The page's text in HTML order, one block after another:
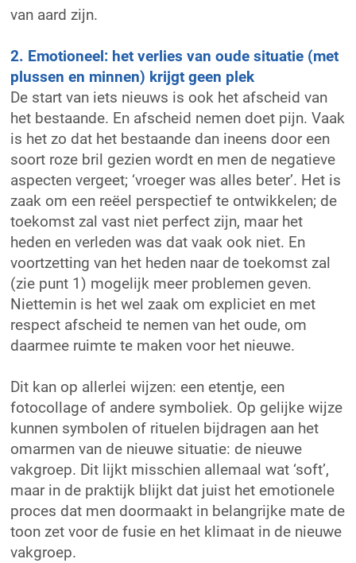
van aard zijn.
2. Emotioneel: het verlies van oude situatie (met
plussen en minnen) krijgt geen plek
De start van iets nieuws is ook het afscheid van
het bestaande. En afscheid nemen doet pijn. Vaak
is het zo dat het bestaande dan ineens door een
soort roze bril gezien wordt en men de negatieve
aspecten vergeet; ‘vroeger was alles beter’. Het is
zaak om een reëel perspectief te ontwikkelen; de
toekomst zal vast niet perfect zijn, maar het
heden en verleden was dat vaak ook niet. En
voortzetting van het heden naar de toekomst zal
(zie punt 1) mogelijk meer problemen geven.
Niettemin is het wel zaak om expliciet en met
respect afscheid te nemen van het oude, om
daarmee ruimte te maken voor het nieuwe.
Dit kan op allerlei wijzen: een etentje, een
fotocollage of andere symboliek. Op gelijke wijze
kunnen symbolen of rituelen bijdragen aan het
omarmen van de nieuwe situatie: de nieuwe
vakgroep. Dit lijkt misschien allemaal wat ‘soft’,
maar in de praktijk blijkt dat juist het emotionele
proces dat men doormaakt in belangrijke mate de
toon zet voor de fusie en het klimaat in de nieuwe
vakgroep.